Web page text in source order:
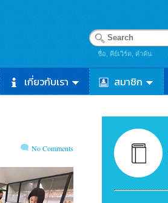
ชื่อ, คีย์เวิร์ด, คำค้น
เกี่ยวกับเรา สมาชิก
No Comments